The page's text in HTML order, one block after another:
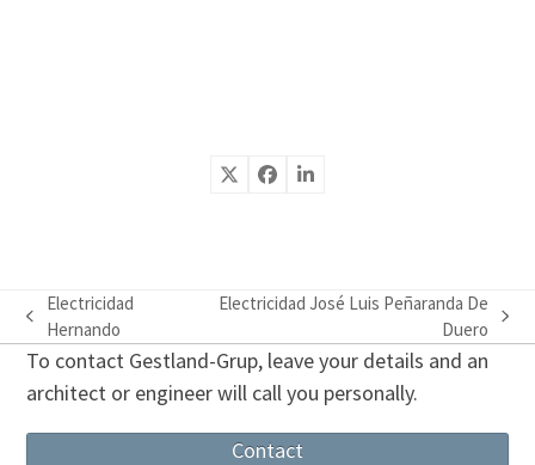
previous
post:
Electricidad
Hernando
post:
Electricidad José Luis Peñaranda De
Duero
To contact Gestland-Grup, leave your details and an
architect or engineer will call you personally.
Contact